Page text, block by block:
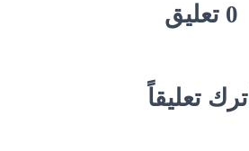
0 تعليق
اترك تعليقاً